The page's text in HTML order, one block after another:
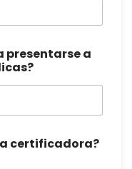
presentarse a
certificadora?